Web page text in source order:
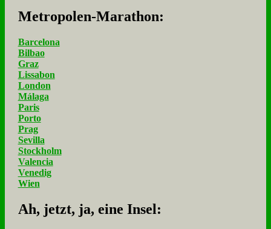
Me­tro­po­len-Ma­ra­thon:
Barcelona
Bilbao
Graz
Lissabon
London
Málaga
Paris
Porto
Prag
Sevilla
Stockholm
Valencia
Venedig
Wien
Ah, jetzt, ja, ei­ne In­sel: